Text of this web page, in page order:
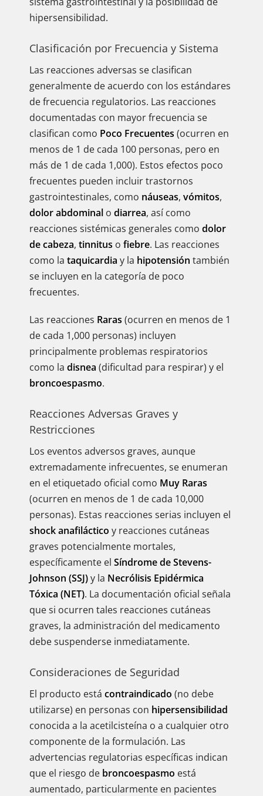
hipersensibilidad.
Clasificación por Frecuencia y Sistema
Las reacciones adversas se clasifican
generalmente de acuerdo con los estándares
de frecuencia regulatorios. Las reacciones
documentadas con mayor frecuencia se
clasifican como Poco Frecuentes (ocurren en
menos de 1 de cada 100 personas, pero en
más de 1 de cada 1,000). Estos efectos poco
frecuentes pueden incluir trastornos
gastrointestinales, como náuseas, vómitos,
dolor abdominal o diarrea, así como
reacciones sistémicas generales como dolor
de cabeza, tinnitus o fiebre. Las reacciones
como la taquicardia y la hipotensión también
se incluyen en la categoría de poco
frecuentes.
Las reacciones Raras (ocurren en menos de 1
de cada 1,000 personas) incluyen
principalmente problemas respiratorios
como la disnea (dificultad para respirar) y el
broncoespasmo.
Reacciones Adversas Graves y
Restricciones
Los eventos adversos graves, aunque
extremadamente infrecuentes, se enumeran
en el etiquetado oficial como Muy Raras
(ocurren en menos de 1 de cada 10,000
personas). Estas reacciones serias incluyen el
shock anafiláctico y reacciones cutáneas
graves potencialmente mortales,
específicamente el Síndrome de Stevens-
Johnson (SSJ)y la Necrólisis Epidérmica
Tóxica (NET). La documentación oficial señala
que si ocurren tales reacciones cutáneas
graves, la administración del medicamento
debe suspenderse inmediatamente.
Consideraciones de Seguridad
El producto está contraindicado (no debe
utilizarse) en personas con hipersensibilidad
conocida a la acetilcisteína o a cualquier otro
componente de la formulación. Las
advertencias regulatorias específicas indican
que el riesgo de broncoespasmo está
aumentado, particularmente en pacientes